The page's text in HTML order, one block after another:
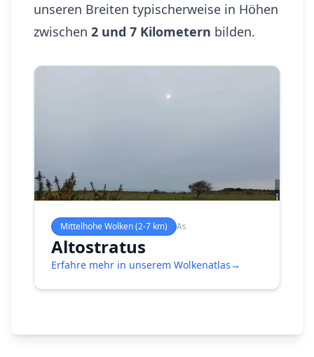
unseren Breiten typischerweise in Höhen
zwischen 2 und 7 Kilometern bilden.
Mittelhohe Wolken (2-7 km) As
Altostratus
Erfahre mehr in unserem Wolkenatlas→